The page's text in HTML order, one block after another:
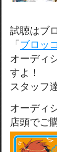
試聴はブ
「 ブロッ
オーディ
すよ！
スタッフ
オーディ
店頭でご